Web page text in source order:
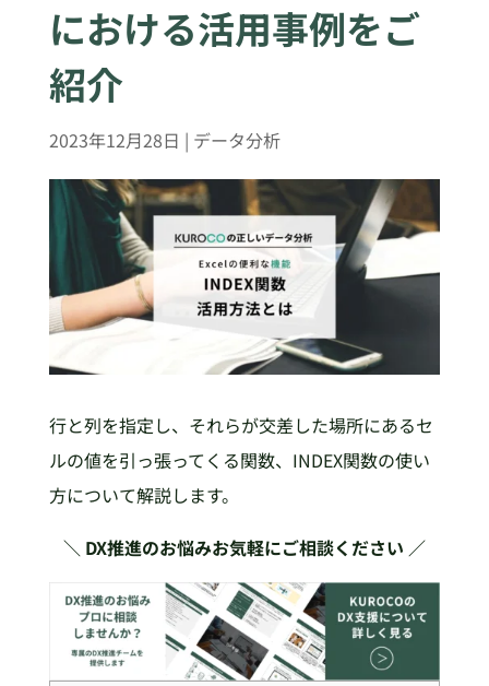
における活用事例をご
紹介
2023年12月28日 | データ分析
行と列を指定し、それらが交差した場所にあるセ
ルの値を引っ張ってくる関数、INDEX関数の使い
方について解説します。
＼ DX推進のお悩みお気軽にご相談ください ／